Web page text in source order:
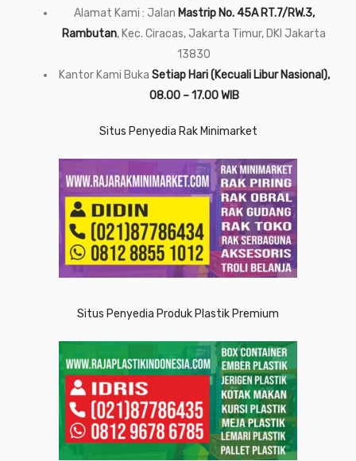
Alamat Kami : Jalan Mastrip No. 45A RT.7/RW.3,
Rambutan, Kec. Ciracas, Jakarta Timur, DKI Jakarta
13830
Kantor Kami Buka Setiap Hari (Kecuali Libur Nasional),
08.00 – 17.00 WIB
Situs Penyedia Rak Minimarket
Situs Penyedia Produk Plastik Premium